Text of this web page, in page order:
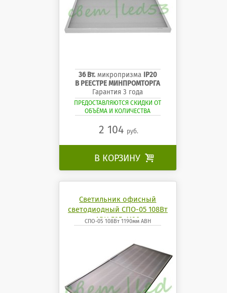
36 Вт.микропризма IP20
В РЕЕСТРЕ МИНПРОМТОРГА
Гарантия 3 года
ПРЕДОСТАВЛЯЮТСЯ СКИДКИ ОТ
ОБЪЁМА И КОЛИЧЕСТВА
2 104 руб.
В КОРЗИНУ 
Светильник офисный
светодиодный СПО-05 108Вт
АВН 595x1190
СПО-05 108Вт 1190мм АВН